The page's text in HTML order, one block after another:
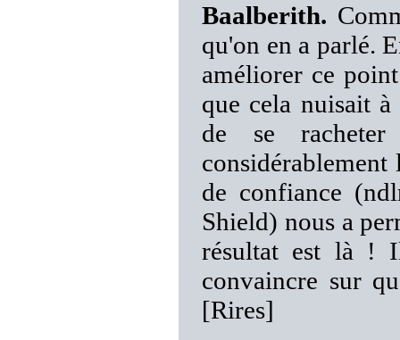
Baalberith.
qu'on en a parlé.
améliorer ce
que cela nuisait
de se
de confiance
Shield) nous a
résultat est là !
convaincre sur
[Rires]